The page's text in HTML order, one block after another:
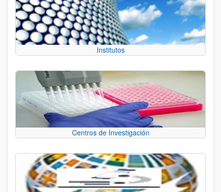
Institutos
Centros de Investigación